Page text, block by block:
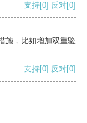
支持[0] 反对[0]
施，比如增加双重验
支持[0] 反对[0]